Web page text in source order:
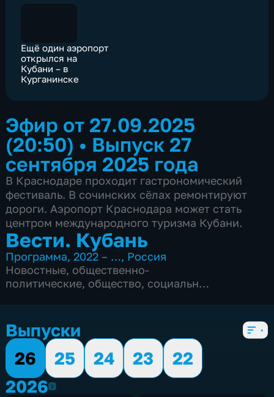
Ещё один аэропорт
открылся на
Кубани – в
Курганинске
Эфир от 27.09.2025
(20:50) • Выпуск 27
сентября 2025 года
В Краснодаре проходит гастрономический
фестиваль. В сочинских сёлах ремонтируют
дороги. Аэропорт Краснодара может стать
центром международного туризма Кубани.
Вести. Кубань
Программа,2022 – …, Россия
Новостные, общественно-
политические, общество, социально-
Выпуски
26
25 24 23
22
20262026